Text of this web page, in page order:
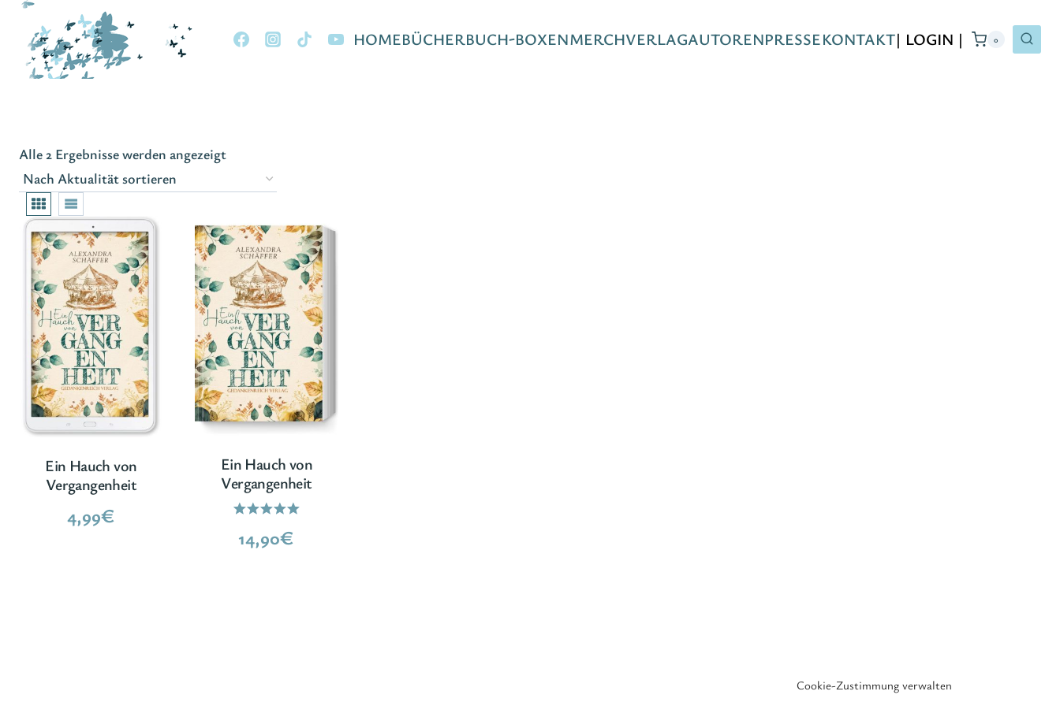
Cookie-Zustimmung verwalten
Zum
Inhalt
springen
HOMEBÜCHERBUCH-BOXENMERCHVERLAGAUTORENPRESSEKONTAKT| LOGIN | 0
Alle 2 Ergebnisse werden angezeigtNach
Aktualität
Ein Hauch von
Vergangenheit
4,99€
Ein Hauch von
Vergangenheit
Bewertet
mit
14,90€